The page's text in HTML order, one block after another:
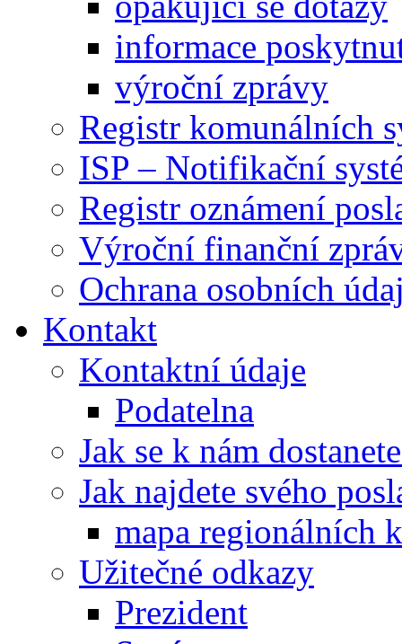
informace
výroční zprávy
Registr komunálních
ISP – Notifikační
Registr oznámení
Výroční finanční
Ochrana osobních
Kontakt
Kontaktní údaje
Podatelna
Jak se k nám
Jak najdete svého
mapa regionálních
Užitečné odkazy
Prezident